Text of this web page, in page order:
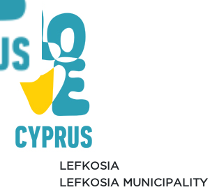
LEFKOSIA
LEFKOSIA MUNICIPALITY